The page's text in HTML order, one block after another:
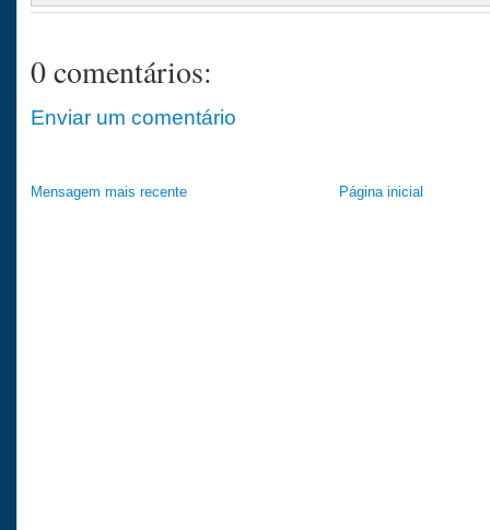
0 comentários:
Enviar um comentário
Mensagem mais recente Página inicial